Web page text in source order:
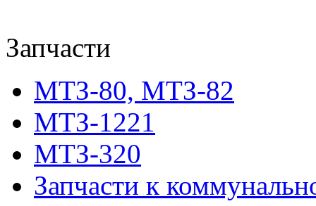
Запчасти
МТЗ-80, МТЗ-82
МТЗ-1221
МТЗ-320
Запчасти к